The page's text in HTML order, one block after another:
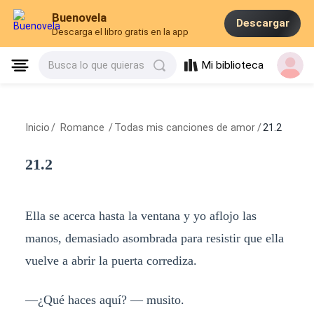
Buenovela
Descarga el libro gratis en la app
Descargar
Busca lo que quieras Mi biblioteca
Inicio / Romance /Todas mis canciones de amor / 21.2
21.2
Ella se acerca hasta la ventana y yo aflojo las
manos, demasiado asombrada para resistir que ella
vuelve a abrir la puerta corrediza.
—¿Qué haces aquí? — musito.